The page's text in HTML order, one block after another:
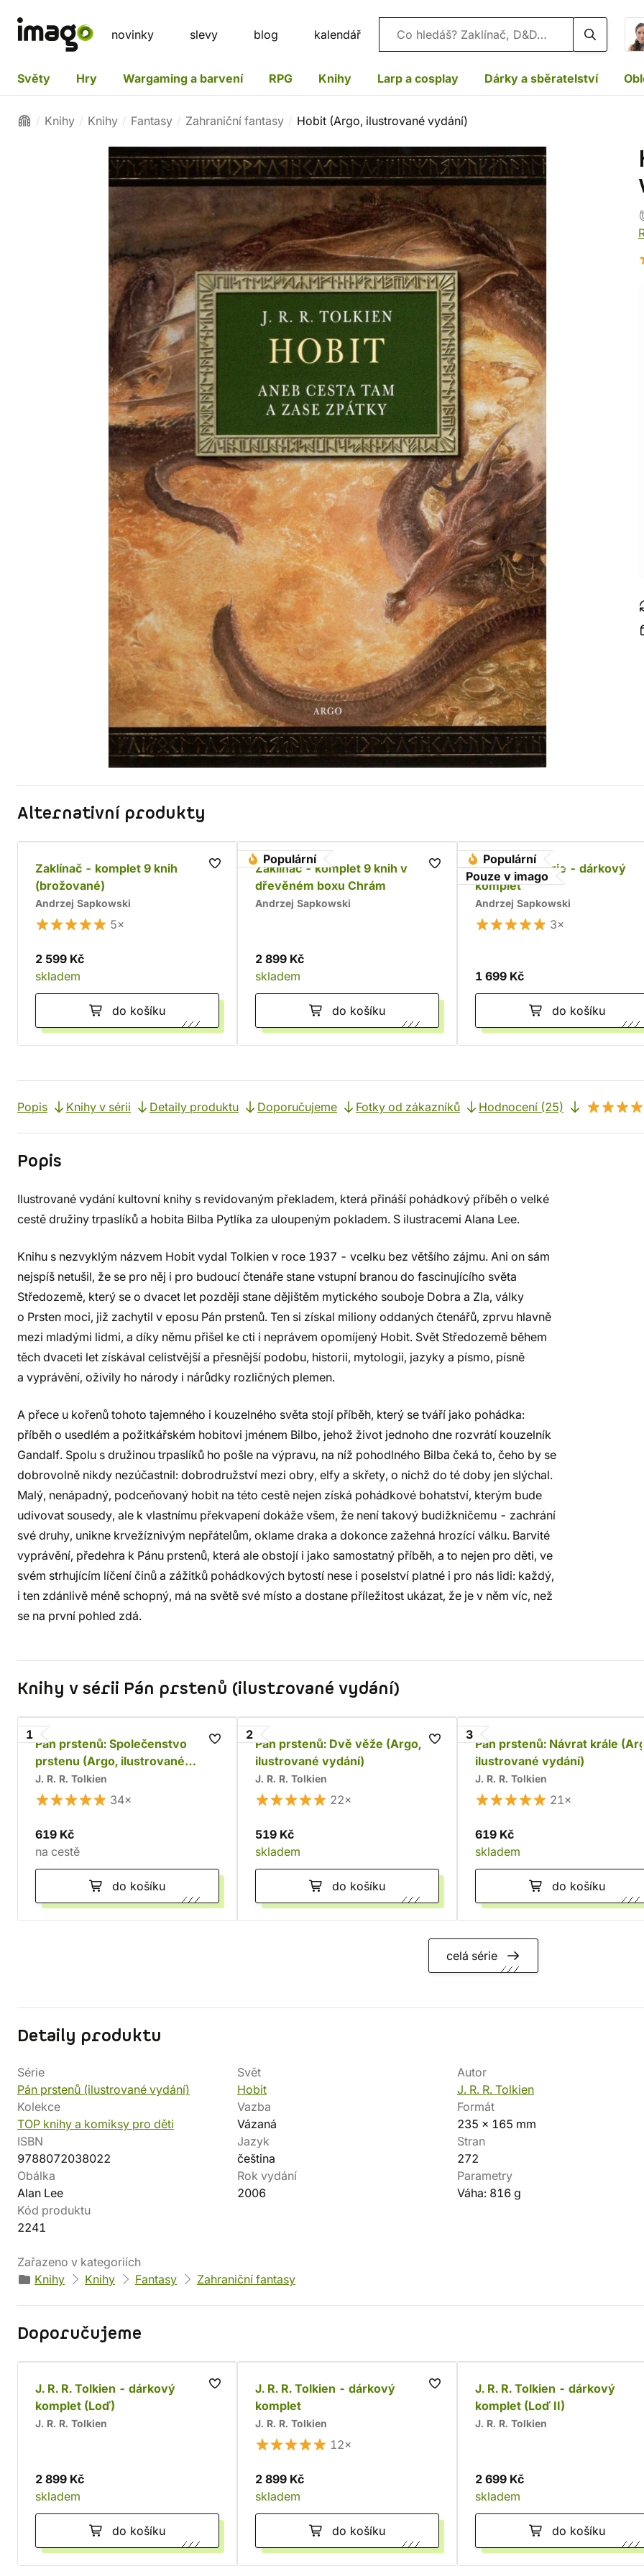
novinky slevy blog kalendář Vyhledávání
Světy Hry Wargaming a barvení RPG Knihy Larp a cosplay Dárky a sběratelství
Knihy Knihy Fantasy Zahraniční fantasy Hobit (Argo, ilustrované vydání)
Alternativní produkty
Zaklínač - komplet 9 knih
(brožované)
Andrzej Sapkowski
5×
2 599 Kč
skladem
do košíku
Populární
Zaklínač - komplet 9 knih v
dřevěném boxu Chrám
Andrzej Sapkowski
2 899 Kč
skladem
do košíku
Populární
Pouze v imago
Husitská trilogie - dárkový
komplet
Andrzej Sapkowski
3×
1 699 Kč
do košíku
Popis Knihy v sérii Detaily produktu Doporučujeme Fotky od zákazníků Hodnocení (25)
Popis
Ilustrované vydání kultovní knihy s revidovaným překladem, která přináší pohádkový příběh o velké
cestě družiny trpaslíků a hobita Bilba Pytlíka za uloupeným pokladem. S ilustracemi Alana Lee.
Knihu s nezvyklým názvem Hobit vydal Tolkien v roce 1937 - vcelku bez většího zájmu. Ani on sám
nejspíš netušil, že se pro něj i pro budoucí čtenáře stane vstupní branou do fascinujícího světa
Středozemě, který se o dvacet let později stane dějištěm mytického souboje Dobra a Zla, války
o Prsten moci, již zachytil v eposu Pán prstenů. Ten si získal miliony oddaných čtenářů, zprvu hlavně
mezi mladými lidmi, a díky němu přišel ke cti i neprávem opomíjený Hobit. Svět Středozemě během
těch dvaceti let získával celistvější a přesnější podobu, historii, mytologii, jazyky a písmo, písně
a vyprávění, oživily ho národy i nárůdky rozličných plemen.
A přece u kořenů tohoto tajemného i kouzelného světa stojí příběh, který se tváří jako pohádka:
příběh o usedlém a požitkářském hobitovi jménem Bilbo, jehož život jednoho dne rozvrátí kouzelník
Gandalf. Spolu s družinou trpaslíků ho pošle na výpravu, na níž pohodlného Bilba čeká to, čeho by se
dobrovolně nikdy nezúčastnil: dobrodružství mezi obry, elfy a skřety, o nichž do té doby jen slýchal.
Malý, nenápadný, podceňovaný hobit na této cestě nejen získá pohádkové bohatství, kterým bude
udivovat sousedy, ale k vlastnímu překvapení dokáže všem, že není takový budižkničemu - zachrání
své druhy, unikne krvežíznivým nepřátelům, oklame draka a dokonce zažehná hrozící válku. Barvité
vyprávění, předehra k Pánu prstenů, která ale obstojí i jako samostatný příběh, a to nejen pro děti, ve
svém strhujícím líčení činů a zážitků pohádkových bytostí nese i poselství platné i pro nás lidi: každý,
i ten zdánlivě méně schopný, má na světě své místo a dostane příležitost ukázat, že je v něm víc, než
se na první pohled zdá.
Knihy v sérii Pán prstenů (ilustrované vydání)
1
Pán prstenů: Společenstvo
prstenu (Argo, ilustrované
vydání)
J. R. R. Tolkien
34×
619 Kč
na cestě
do košíku
2
Pán prstenů: Dvě věže (Argo,
ilustrované vydání)
J. R. R. Tolkien
22×
519 Kč
skladem
do košíku
3
Pán prstenů: Návrat krále
ilustrované vydání)
J. R. R. Tolkien
21×
619 Kč
skladem
do košíku
celá série
Detaily produktu
Série
Pán prstenů (ilustrované vydání)
Svět
Hobit
Autor
J. R. R. Tolkien
Kolekce
TOP knihy a komiksy pro děti
Vazba
Vázaná
Formát
235 x 165 mm
ISBN
9788072038022
Jazyk
čeština
Stran
272
Obálka
Alan Lee
Rok vydání
2006
Parametry
Váha: 816 g
Kód produktu
2241
Zařazeno v kategoriích
Knihy
Knihy Fantasy Zahraniční fantasy
Doporučujeme
J. R. R. Tolkien - dárkový
komplet (Loď)
J. R. R. Tolkien
2 899 Kč
skladem
do košíku
J. R. R. Tolkien - dárkový
komplet
J. R. R. Tolkien
12×
2 899 Kč
skladem
do košíku
J. R. R. Tolkien - dárkový
komplet (Loď II)
J. R. R. Tolkien
2 699 Kč
skladem
do košíku